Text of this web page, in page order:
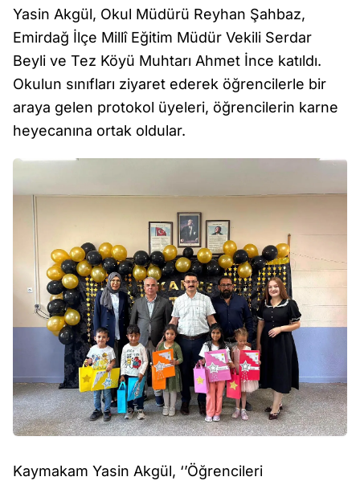
Yasin Akgül, Okul Müdürü Reyhan Şahbaz,
Emirdağ İlçe Millî Eğitim Müdür Vekili Serdar
Beyli ve Tez Köyü Muhtarı Ahmet İnce katıldı.
Okulun sınıfları ziyaret ederek öğrencilerle bir
araya gelen protokol üyeleri, öğrencilerin karne
heyecanına ortak oldular.
Kaymakam Yasin Akgül, ‘’Öğrencileri